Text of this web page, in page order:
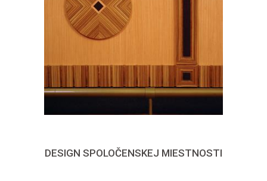
DESIGN SPOLOČENSKEJ MIESTNOSTI